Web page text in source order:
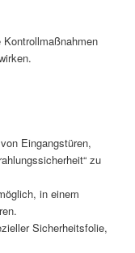
Eingangstüren,
zu
in einem
Sicherheitsfolie,